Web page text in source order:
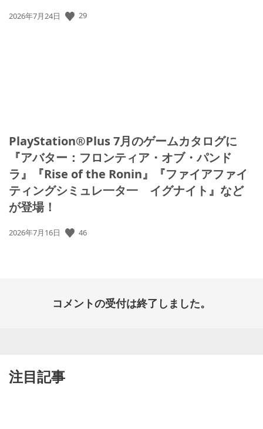
公
2026年7月24日 29
PlayStation®Plus 7月のゲームカタログに
『アバター：フロンティア・オブ・パンド
ラ』『Rise of the Ronin』『ファイアファイ
ティングシミュレ一タ一 イグナイト』など
が登場！
公
2026年7月16日 46
コメントの受付は終了しました。
注目記事